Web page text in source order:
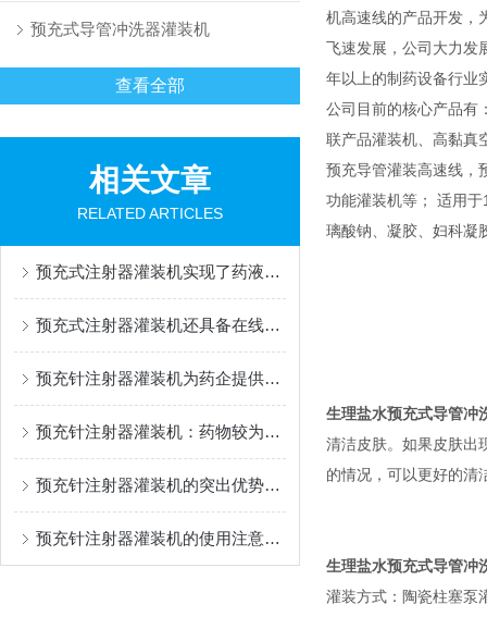
预充式导管冲洗器灌装机
查看全部
相关文章
RELATED ARTICLES
预充式注射器灌装机实现了药液灌装过程的自动化与可控化
预充式注射器灌装机还具备在线检测功能
预充针注射器灌装机为药企提供了一种降低污染风险的解决方案
预充针注射器灌装机：药物较为准确灌装的幕后设备
预充针注射器灌装机的突出优势：灌装精度高
预充针注射器灌装机的使用注意事项
机高速线的产品开发，
飞速发展，公司大力发
年以上的制药设备行业
公司目前的核心产品有
联产品灌装机、高黏真
预充导管灌装高速线，
功能灌装机等； 适用
璃酸钠、凝胶、妇科凝
生理盐水预充式导管冲
清洁皮肤。如果皮肤出
的情况，可以更好的清
生理盐水预充式导管冲
灌装方式：陶瓷柱塞泵